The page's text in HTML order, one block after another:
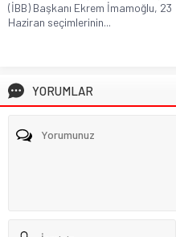
(İBB) Başkanı Ekrem İmamoğlu, 23
Haziran seçimlerinin...
YORUMLAR